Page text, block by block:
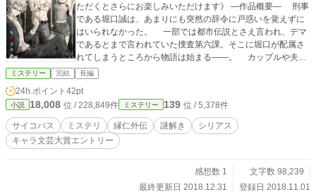
ただくとさらにお楽しみいただけます》 ―作品概要― 刑事
である堀口誠は、あまりにも突然の辞令に戸惑いを覚えずに
はいられなかった。 一部では都市伝説とさえ言われ、デマ
であるとまで言われていた捜査第六課。そこに堀口が配属さ
れてしまうところから物語は始まる――。 カップルや夫婦
が揃って惨殺され、現場に【リア充爆発しろ】とのプレート
が残される猟奇殺人事件。進展しない事件に捜査本部への批
判が集まりつつある中、堀口が配属されたばかりの捜査第六
課に捜査のお鉢が回ってくる。 ――第六課は、表立った組
織の失態や人為的ミスなどを押し付けられる専門の部署だっ
た。 それを知った堀口は、ますます六課に配属されたこと
を呪いつつ、しかし【リア充爆発しろ事件】に執着を始め
ンドに一矢を報いようと考えたのだ。 問題児ばかりが集め
られた俗称【スクラップ】と、そこに配属されてしまった刑
ミステリー 完結 長編
24h.ポイント 42pt
小説 18,008 位 / 228,849件 ミステリー 139 位 / 5,378件
サイコパス ミステリ 縁仁外伝 謎解き
シリアス
キャラ文芸大賞エントリー
感想数 1
文字数 98,239
最終更新日 2018.12.31
登録日 2018.11.01